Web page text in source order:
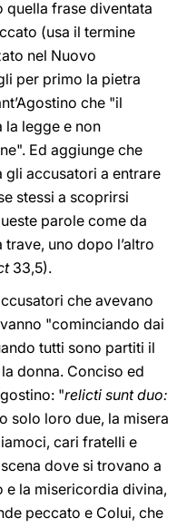
quella frase diventata
(usa il termine
nel Nuovo
per primo la pietra
che "il
la legge e non
Ed aggiunge che
accusatori a entrare
stessi a scoprirsi
parole come da
uno dopo l’altro
33,5).
che avevano
"cominciando dai
tutti sono partiti il
donna. Conciso ed
"relicti sunt duo:
solo loro due, la misera
cari fratelli e
dove si trovano a
e la misericordia divina,
peccato e Colui, che